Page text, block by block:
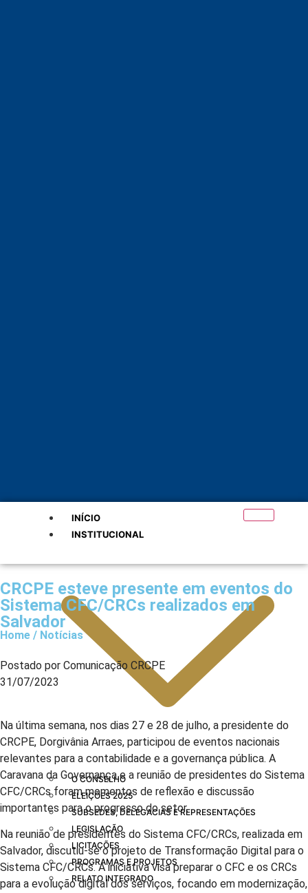
INÍCIO
INSTITUCIONAL
O CONSELHO
ELEIÇÕES 2025
SUBSEDES, DELEGACIAS E REPRESENTAÇÕES
LEGISLAÇÃO
LICITAÇÕES
PROGRAMAS E PROJETOS
RELATO INTEGRADO
CRCPE esteve presente em eventos do
Sistema CFC/CRCs realizados em
Salvador
Home / Notícias
Postado por Comunicação CRCPE
31/07/2023
Na última semana, nos dias 27 e 28 de julho, a presidente do
CRCPE, Dorgivânia Arraes, participou de eventos nacionais
relevantes para a contabilidade e a governança pública. A
Caravana da Governança e a reunião de presidentes do Sistema
CFC/CRCs foram momentos de reflexão e discussão
importantes para o progresso do setor.
Na reunião de presidentes do Sistema CFC/CRCs, realizada em
Salvador, discutiu-se o projeto de Transformação Digital para o
Sistema CFC/CRCs. A iniciativa visa preparar o CFC e os CRCs
para a evolução digital dos serviços, focando em modernização,